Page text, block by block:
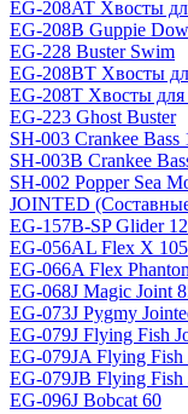
EG-208AT Хвосты
EG-208B Guppie
EG-228 Buster Swim
EG-208BT Хвосты
EG-208T Хвосты для
EG-223 Ghost Buster
SH-003 Crankee Bass
SH-003B Crankee
SH-002 Popper Sea
JOINTED
EG-157B-SP Glider
EG-056AL Flex X 105
EG-066A Flex
EG-068J Magic Joint
EG-073J Pygmy
EG-079J Flying Fish
EG-079JA Flying Fish
EG-079JB Flying Fish
EG-096J Bobcat 60